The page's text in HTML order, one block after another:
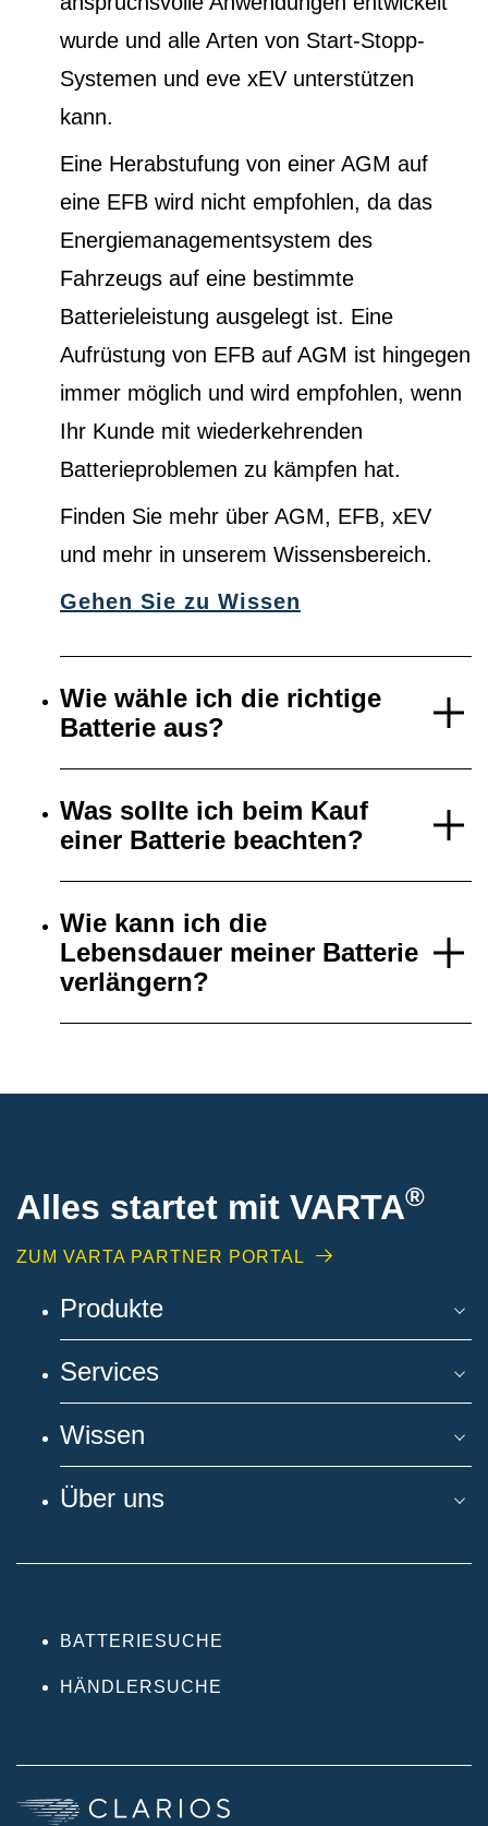
wurde und alle Arten von Start-Stopp-
Systemen und eve xEV unterstützen
kann.
Eine Herabstufung von einer AGM auf
eine EFB wird nicht empfohlen, da das
Energiemanagementsystem des
Fahrzeugs auf eine bestimmte
Batterieleistung ausgelegt ist. Eine
Aufrüstung von EFB auf AGM ist hingegen
immer möglich und wird empfohlen, wenn
Ihr Kunde mit wiederkehrenden
Batterieproblemen zu kämpfen hat.
Finden Sie mehr über AGM, EFB, xEV
und mehr in unserem Wissensbereich.
Gehen Sie zu Wissen
Wie wähle ich die richtige
Batterie aus?
Was sollte ich beim Kauf
einer Batterie beachten?
Wie kann ich die
Lebensdauer meiner Batterie
verlängern?
Alles startet mit VARTA®
ZUM VARTA PARTNER PORTAL
Produkte
Services
Wissen
Über uns
BATTERIESUCHE
HÄNDLERSUCHE